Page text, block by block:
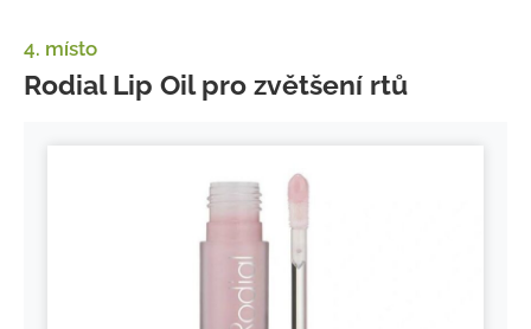
4. místo
Rodial Lip Oil pro zvětšení rtů